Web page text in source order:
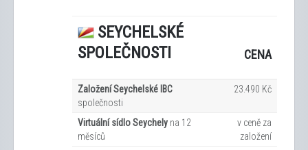
SEYCHELSKÉ
SPOLEČNOSTI
CENA
Založení Seychelské IBC
společnosti
23.490 Kč
Virtuální sídlo Seychely na 12
měsíců
v ceně za
založení